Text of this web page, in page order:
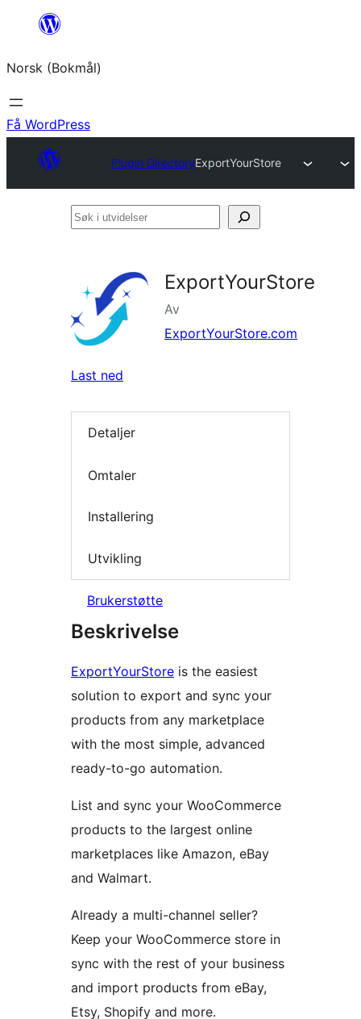
Hopp
innhold
Norsk (Bokmål)
Få WordPress
Plugin DirectoryExportYourStore
Søk
ExportYourStore
Av
ExportYourStore.com
Last ned
Detaljer
Omtaler
Installering
Utvikling
Brukerstøtte
Beskrivelse
ExportYourStore is the easiest
solution to export and sync your
products from any marketplace
with the most simple, advanced
ready-to-go automation.
List and sync your WooCommerce
products to the largest online
marketplaces like Amazon, eBay
and Walmart.
Already a multi-channel seller?
Keep your WooCommerce store in
sync with the rest of your business
and import products from eBay,
Etsy, Shopify and more.